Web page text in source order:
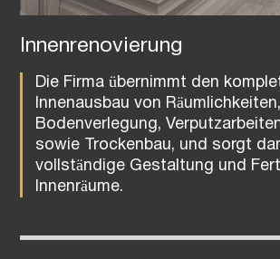
Innenrenovierung
Die Firma übernimmt den
Innenausbau von
Bodenverlegung,
sowie Trockenbau, und sorgt
vollständige Gestaltung und
Innenräume.